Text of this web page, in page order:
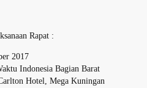
Rapat :
2017
Indonesia Bagian Barat
Hotel, Mega Kuningan